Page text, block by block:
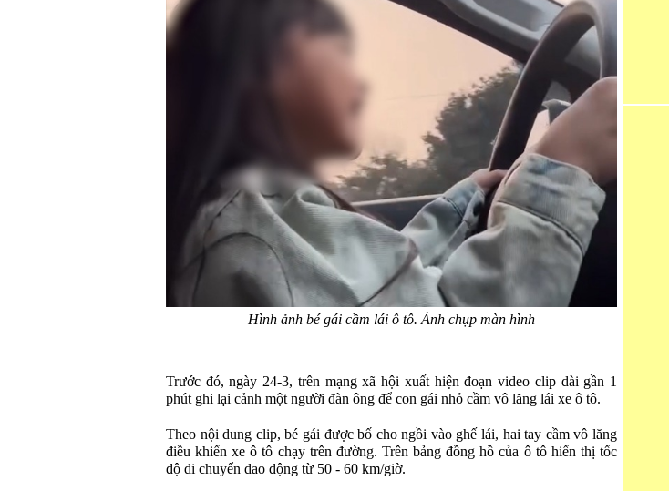
Hình ảnh bé gái cầm lái ô tô. Ảnh chụp màn hình
Trước đó, ngày 24-3, trên mạng xã hội xuất hiện đoạn video clip dài gần 1
phút ghi lại cảnh một người đàn ông để con gái nhỏ cầm vô lăng lái xe ô tô.
Theo nội dung clip, bé gái được bố cho ngồi vào ghế lái, hai tay cầm vô lăng
điều khiển xe ô tô chạy trên đường. Trên bảng đồng hồ của ô tô hiển thị tốc
độ di chuyển dao động từ 50 - 60 km/giờ.